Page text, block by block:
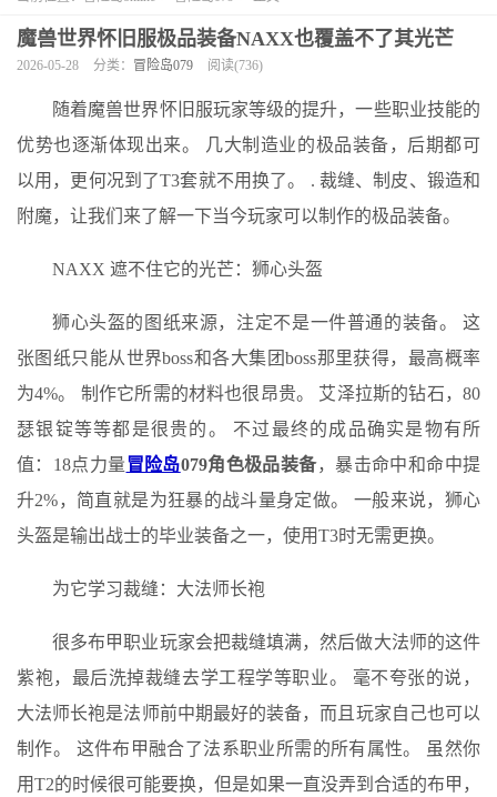
魔兽世界怀旧服极品装备NAXX也覆盖不了其光芒
2026-05-28 分类： 冒险岛079 阅读(736)
随着魔兽世界怀旧服玩家等级的提升，一些职业技能的
优势也逐渐体现出来。 几大制造业的极品装备，后期都可
以用，更何况到了T3套就不用换了。 . 裁缝、制皮、锻造和
附魔，让我们来了解一下当今玩家可以制作的极品装备。
NAXX 遮不住它的光芒：狮心头盔
狮心头盔的图纸来源，注定不是一件普通的装备。 这
张图纸只能从世界boss和各大集团boss那里获得，最高概率
为4%。 制作它所需的材料也很昂贵。 艾泽拉斯的钻石，80
瑟银锭等等都是很贵的。 不过最终的成品确实是物有所
值：18点力量冒险岛079角色极品装备，暴击命中和命中提
升2%，简直就是为狂暴的战斗量身定做。 一般来说，狮心
头盔是输出战士的毕业装备之一，使用T3时无需更换。
为它学习裁缝：大法师长袍
很多布甲职业玩家会把裁缝填满，然后做大法师的这件
紫袍，最后洗掉裁缝去学工程学等职业。 毫不夸张的说，
大法师长袍是法师前中期最好的装备，而且玩家自己也可以
制作。 这件布甲融合了法系职业所需的所有属性。 虽然你
用T2的时候很可能要换，但是如果一直没弄到合适的布甲，